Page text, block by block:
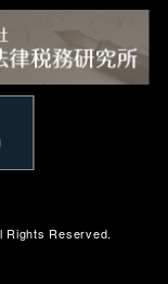
Rights Reserved.